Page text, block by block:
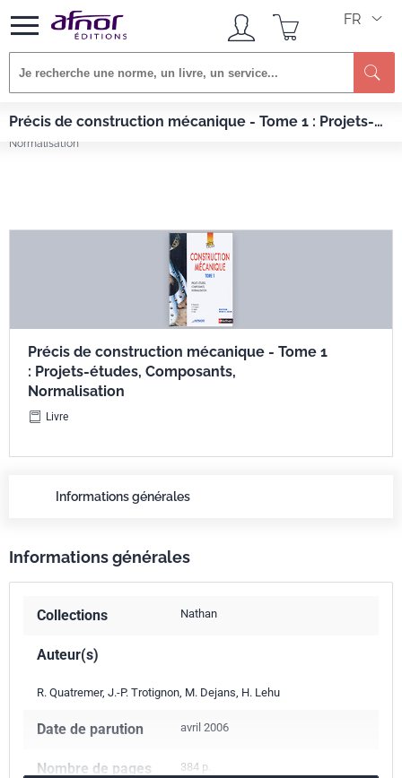
FR
Précis de construction mécanique - Tome 1 : Projets-
études, Composants, Normalisation
Afnor EDITIONS
Livres
Précis de construction mécanique - Tome 1 : Projets-études, Composants,
Normalisation
Précis de construction mécanique - Tome 1
: Projets-études, Composants,
Normalisation
Livre
Informations générales
Informations générales
Collections Nathan
Auteur(s)
R. Quatremer, J.-P. Trotignon, M. Dejans, H. Lehu
Date de parution avril 2006
Nombre de pages 384 p.